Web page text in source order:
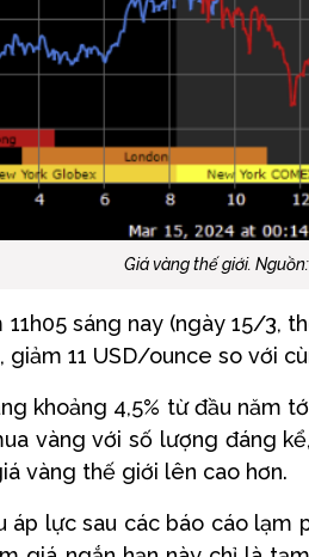
Giá vàng thế giới.
sáng nay (ngày 15/3,
giảm 11 USD/ounce so với
khoảng 4,5% từ đầu năm
vàng với số lượng đáng
vàng thế giới lên cao hơn.
áp lực sau các báo cáo lạm